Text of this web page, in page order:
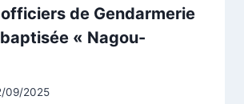
de Gendarmerie
« Nagou-
09/2025